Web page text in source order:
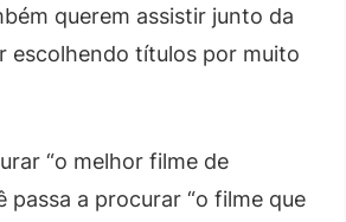
querem assistir junto da
escolhendo títulos por muito
“o melhor filme de
passa a procurar “o filme que